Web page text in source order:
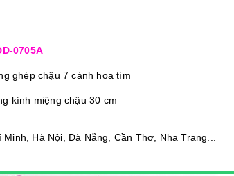
0705A
ghép chậu 7 cành hoa tím
kính miệng chậu 30 cm
Hà Nội, Đà Nẵng, Cần Thơ, Nha Trang...